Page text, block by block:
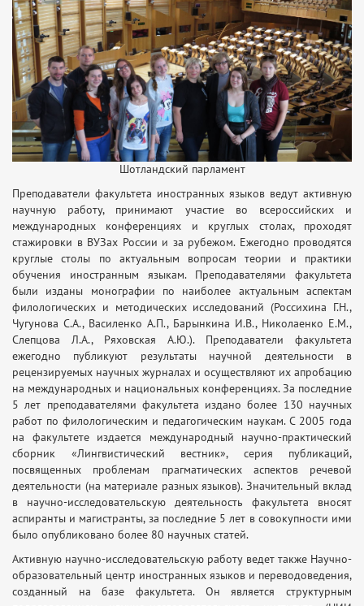
Шотландский парламент
Преподаватели факультета иностранных языков ведут активную
научную работу, принимают участие во всероссийских и
международных конференциях и круглых столах, проходят
стажировки в ВУЗах России и за рубежом. Ежегодно проводятся
круглые столы по актуальным вопросам теории и практики
обучения иностранным языкам. Преподавателями факультета
были изданы монографии по наиболее актуальным аспектам
филологических и методических исследований (Россихина Г.Н.,
Чугунова С.А., Василенко А.П., Барынкина И.В., Николаенко Е.М.,
Слепцова Л.А., Ряховская А.Ю.). Преподаватели факультета
ежегодно публикуют результаты научной деятельности в
рецензируемых научных журналах и осуществляют их апробацию
на международных и национальных конференциях. За последние
5 лет преподавателями факультета издано более 130 научных
работ по филологическим и педагогическим наукам. С 2005 года
на факультете издается международный научно-практический
сборник «Лингвистический вестник», серия публикаций,
посвященных проблемам прагматических аспектов речевой
деятельности (на материале разных языков). Значительный вклад
в научно-исследовательскую деятельность факультета вносят
аспиранты и магистранты, за последние 5 лет в совокупности ими
было опубликовано более 80 научных статей.
Активную научно-исследовательскую работу ведет также Научно-
образовательный центр иностранных языков и переводоведения,
созданный на базе факультета. Он является структурным